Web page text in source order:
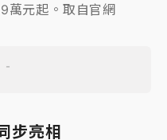
萬元起。取自官網
步亮相